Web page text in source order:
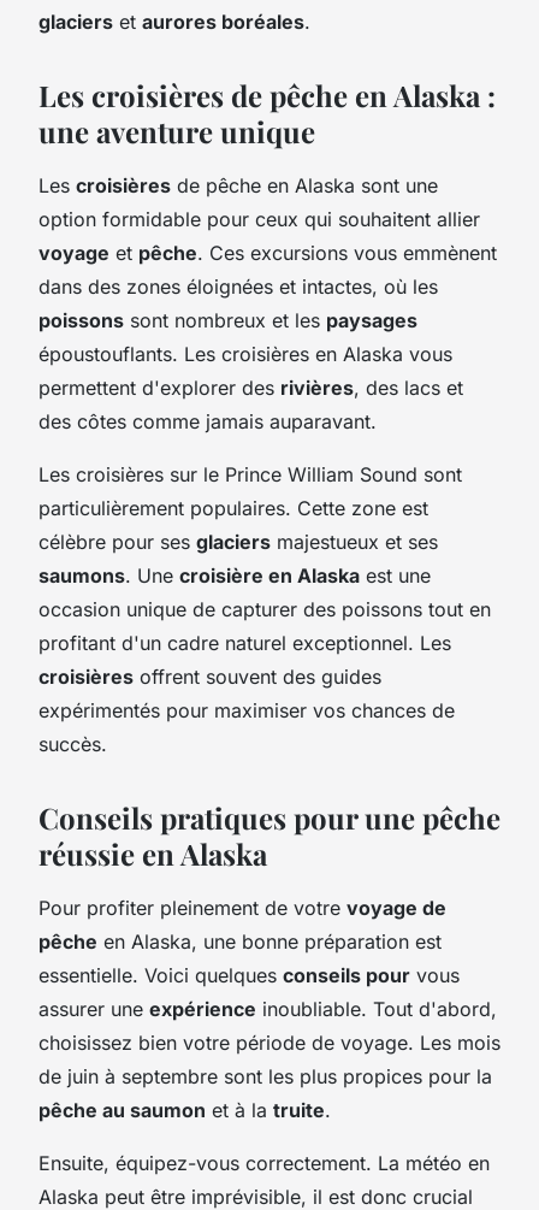
glaciers et aurores boréales.
Les croisières de pêche en Alaska :
une aventure unique
Les croisières de pêche en Alaska sont une
option formidable pour ceux qui souhaitent allier
voyage et pêche. Ces excursions vous emmènent
dans des zones éloignées et intactes, où les
poissons sont nombreux et les paysages
époustouflants. Les croisières en Alaska vous
permettent d'explorer des rivières, des lacs et
des côtes comme jamais auparavant.
Les croisières sur le Prince William Sound sont
particulièrement populaires. Cette zone est
célèbre pour ses glaciers majestueux et ses
saumons. Une croisière en Alaska est une
occasion unique de capturer des poissons tout en
profitant d'un cadre naturel exceptionnel. Les
croisières offrent souvent des guides
expérimentés pour maximiser vos chances de
succès.
Conseils pratiques pour une pêche
réussie en Alaska
Pour profiter pleinement de votre voyage de
pêche en Alaska, une bonne préparation est
essentielle. Voici quelques conseils pour vous
assurer une expérience inoubliable. Tout d'abord,
choisissez bien votre période de voyage. Les mois
de juin à septembre sont les plus propices pour la
pêche au saumon et à la truite.
Ensuite, équipez-vous correctement. La météo en
Alaska peut être imprévisible, il est donc crucial